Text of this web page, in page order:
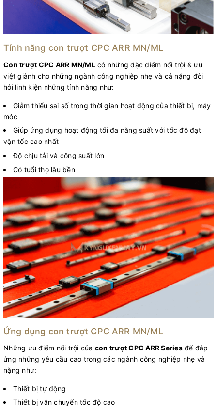
Tính năng con trượt CPC ARR MN/ML
Con trượt CPC ARR MN/MLcó những đặc điểm nổi trội & ưu
việt giành cho những ngành công nghiệp nhẹ và cả nặng đòi
hỏi linh kiện những tính năng như:
Giảm thiểu sai số trong thời gian hoạt động của thiết bị, máy
móc
Giúp ứng dụng hoạt động tối đa năng suất với tốc độ đạt
vận tốc cao nhất
Độ chịu tải và công suất lớn
Có tuổi thọ lâu bền
Ứng dụng con trượt CPC ARR MN/ML
Những ưu điểm nổi trội của con trượt CPC ARR Seriesđể đáp
ứng những yêu cầu cao trong các ngành công nghiệp nhẹ và
nặng như:
Thiết bị tự động
Thiết bị vận chuyển tốc độ cao